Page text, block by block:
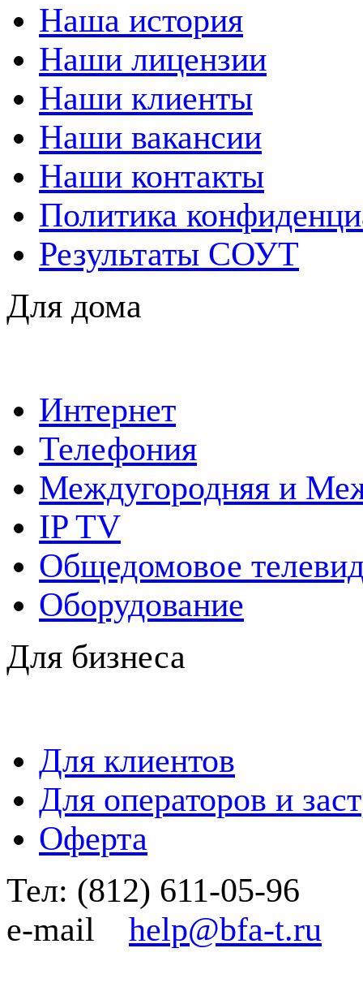
Наша история
Наши лицензии
Наши клиенты
Наши вакансии
Наши контакты
Политика
Результаты СОУТ
Для дома
Интернет
Телефония
Междугородняя и
IP TV
Общедомовое
Оборудование
Для бизнеса
Для клиентов
Для операторов и
Оферта
Тел: (812) 611-05-96
e-mail help@bfa-t.ru